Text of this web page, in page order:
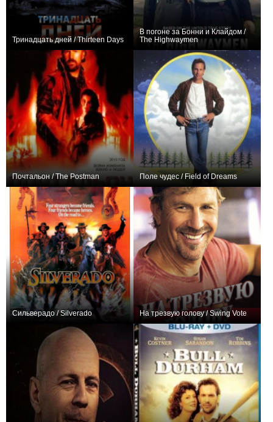
Тринадцать дней / Thirteen Days
В погоне за Бонни и Клайдом /
The Highwaymen
Почтальон / The Postman Поле чудес / Field of Dreams
Сильверадо / Silverado На трезвую голову / Swing Vote